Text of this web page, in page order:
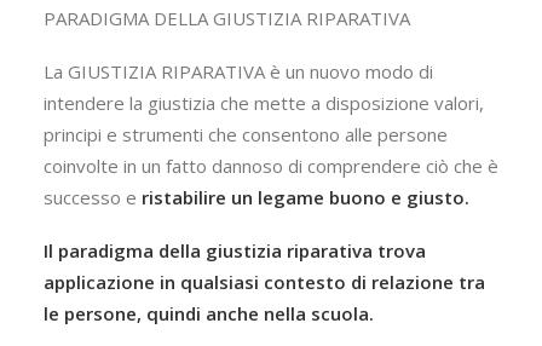
PARADIGMA DELLA GIUSTIZIA RIPARATIVA
La GIUSTIZIA RIPARATIVA è un nuovo modo di
intendere la giustizia che mette a disposizione valori,
principi e strumenti che consentono alle persone
coinvolte in un fatto dannoso di comprendere ciò che è
successo e ristabilire un legame buono e giusto.
Il paradigma della giustizia riparativa trova
applicazione in qualsiasi contesto di relazione tra
le persone, quindi anche nella scuola.